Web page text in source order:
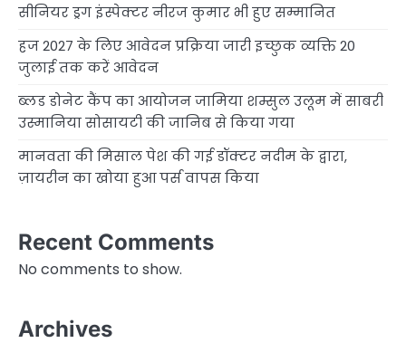
सीनियर ड्रग इंस्पेक्टर नीरज कुमार भी हुए सम्मानित
हज 2027 के लिए आवेदन प्रक्रिया जारी इच्छुक व्यक्ति 20
जुलाई तक करें आवेदन
ब्लड डोनेट कैंप का आयोजन जामिया शम्सुल उलूम में साबरी
उस्मानिया सोसायटी की जानिब से किया गया
मानवता की मिसाल पेश की गई डॉक्टर नदीम के द्वारा,
ज़ायरीन का खोया हुआ पर्स वापस किया
Recent Comments
No comments to show.
Archives